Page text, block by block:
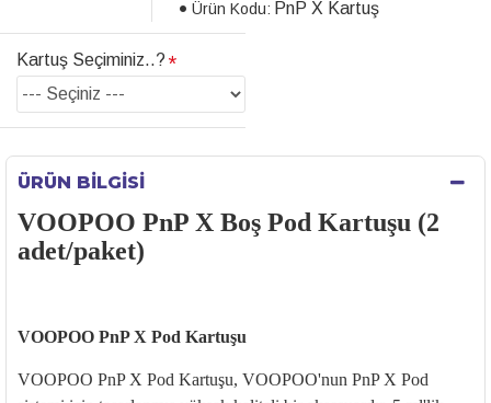
Ürün Kodu: PnP X Kartuş
Kartuş Seçiminiz..?
ÜRÜN BILGISI
VOOPOO PnP X Boş Pod Kartuşu (2
adet/paket)
VOOPOO PnPX Pod Kartuşu
VOOPOO PnPX Pod Kartuşu, VOOPOO'nun PnPX Pod